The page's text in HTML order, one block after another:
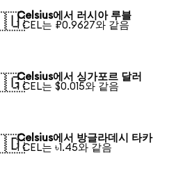
Celsius에서 러시아 루블
1 CEL는 ₽0.9627와 같음
Celsius에서 싱가포르 달러
1 CEL는 $0.015와 같음
Celsius에서 방글라데시 타카
1 CEL는 ৳1.45와 같음